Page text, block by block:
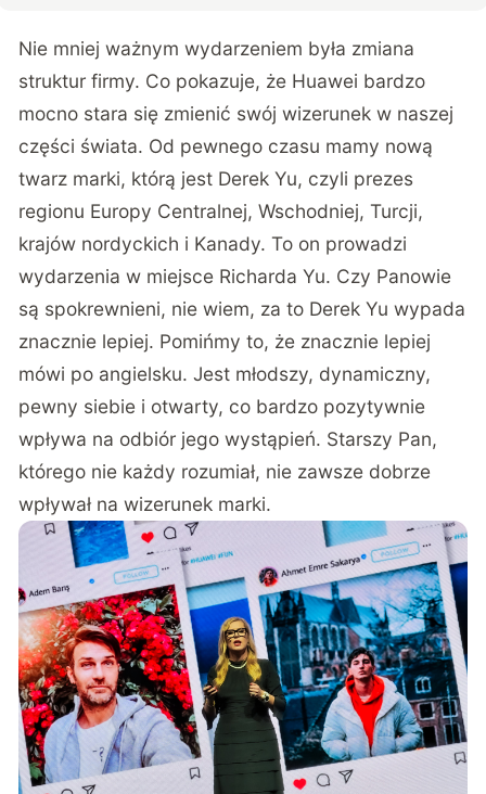
Nie mniej ważnym wydarzeniem była zmiana
struktur firmy. Co pokazuje, że Huawei bardzo
mocno stara się zmienić swój wizerunek w naszej
części świata. Od pewnego czasu mamy nową
twarz marki, którą jest Derek Yu, czyli prezes
regionu Europy Centralnej, Wschodniej, Turcji,
krajów nordyckich i Kanady. To on prowadzi
wydarzenia w miejsce Richarda Yu. Czy Panowie
są spokrewnieni, nie wiem, za to Derek Yu wypada
znacznie lepiej. Pomińmy to, że znacznie lepiej
mówi po angielsku. Jest młodszy, dynamiczny,
pewny siebie i otwarty, co bardzo pozytywnie
wpływa na odbiór jego wystąpień. Starszy Pan,
którego nie każdy rozumiał, nie zawsze dobrze
wpływał na wizerunek marki.